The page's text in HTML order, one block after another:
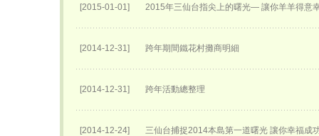
[2015-01-01] 2015年三仙台指尖上的曙光— 讓你羊羊得意
[2014-12-31] 跨年期間鐵花村攤商明細
[2014-12-31] 跨年活動總整理
[2014-12-24] 三仙台捕捉2014本島第一道曙光 讓你幸福成